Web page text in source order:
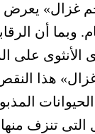
غزال» يعرض
وبما أن
الأنثوى على
هذا
التى تنزف